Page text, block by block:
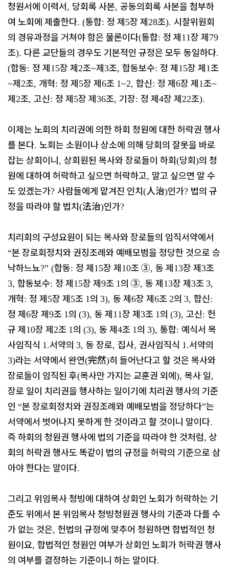
청원서에 이력서, 당회록 사본, 공동의회록 사본을 첨부하
여 노회에 제출한다. (통합: 정 제5장 제28조). 시찰위원회
의 경유과정을 거쳐야 함은 물론이다(통합: 정 제11장 제79
조). 다른 교단들의 경우도 기본적인 규정은 모두 동일하다.
(합동: 정 제15장 제2조~제3조, 합동보수: 정 제15장 제1조
~제2조, 개혁: 정 제5장 제6조 1~2, 합신: 정 제6장 제1조~
제2조, 고신: 정 제5장 제36조, 기장: 정 제4장 제22조).
이제는 노회의 치리권에 의한 하회 청원에 대한 허락권 행사
를 본다. 노회는 소원이나 상소에 의해 당회의 잘못을 바로
잡는 상회이니, 상회원된 목사와 장로들이 하회(당회)의 청
원에 대하여 허락하고 싶으면 허락하고, 말고 싶으면 말 수
도 있겠는가? 사람들에게 맡겨진 인치(人治)인가? 법의 규
정을 따라야 할 법치(法治)인가?
치리회의 구성요원이 되는 목사와 장로들의 임직서약에서
“본 장로회정치와 권징조례와 예배모범을 정당한 것으로 승
낙하느뇨?” (합동: 정 제15장 제10조③, 동 제13장 제3조
3, 합동보수: 정 제15장 제9조 1의 ③, 동 제13장 제3조 3,
개혁: 정 제5장 제5조 1의 3), 동 제6장 제6조 2의 3, 합신:
정 제6장 제9조 1의 (3), 동 제11장 제3조 1의 (3), 고신: 헌
규 제10장 제2조 1의 (3), 동 제4조 1의 3), 통합: 예식서 목
사임직식 1.서약의 3, 동 장로, 집사, 권사임직식 1.서약의
3)라는 서약에서 완연(完然)히 들어난다고 할 것은 목사와
장로들이 임직된 후(목사만 가지는 교훈권 외에), 목사 일,
장로 일이 치리권을 행사하는 일이기에 치리권 행사의 기준
인 “본 장로회정치와 권징조례와 예배모범을 정당하다”는
서약에서 벗어나지 못하게 한 것이라고 할 것이니 말이다.
즉 하회의 청원권 행사에 법의 기준을 따라야 한 것처럼, 상
회의 허락권 행사도 똑같이 법의 규정을 허락의 기준으로 삼
아야 한다는 말이다.
그리고 위임목사 청빙에 대하여 상회인 노회가 허락하는 기
준도 위에서 본 위임목사 청빙청원권 행사의 기준과 다를 수
가 없는 것은, 헌법의 규정에 맞추어 청원하면 합법적인 청
원이요, 합법적인 청원인 여부가 상회인 노회가 허락권 행사
의 여부를 결정하는 기준이니 하는 말이다.